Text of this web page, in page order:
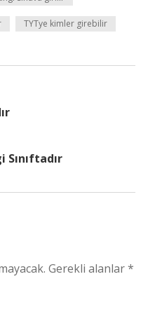
TYTye kimler girebilir
Sınıftadır
Gerekli alanlar*